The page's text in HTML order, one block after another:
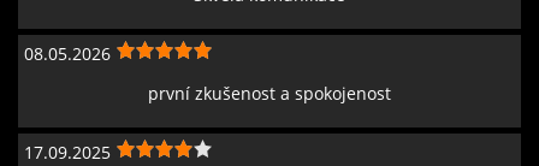
08.05.2026
první zkušenost a spokojenost
17.09.2025